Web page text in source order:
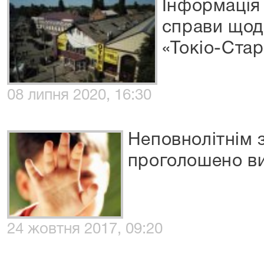
справи
«Токіо-
08 липня 2020, 16:30
Неповнолітнім
проголошено
24 жовтня 2017, 09:20